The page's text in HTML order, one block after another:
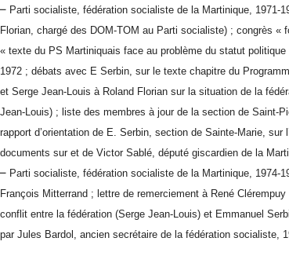
– Parti socialiste, fédération socialiste de la Martinique, 1971-
Florian, chargé des DOM-TOM au Parti socialiste) ; congrès
« texte du PS Martiniquais face au problème du statut
1972 ; débats avec E Serbin, sur le texte chapitre du
et Serge Jean-Louis à Roland Florian sur la situation de la
Jean-Louis) ; liste des membres à jour de la section de Saint-
rapport d’orientation de E. Serbin, section de Sainte-Marie,
documents sur et de Victor Sablé, député giscardien de la
– Parti socialiste, fédération socialiste de la Martinique, 1974-
François Mitterrand ; lettre de remerciement à René
conflit entre la fédération (Serge Jean-Louis) et Emmanuel
par Jules Bardol, ancien secrétaire de la fédération socialiste,